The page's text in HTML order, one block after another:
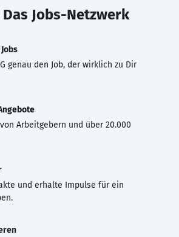
Das Jobs-Netzwerk
genau den Job, der wirklich zu Dir
Arbeitgebern und über 20.000
und erhalte Impulse für ein